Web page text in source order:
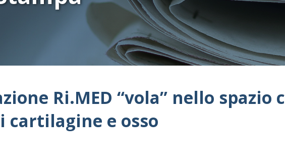
Ri.MED “vola” nello
cartilagine e osso